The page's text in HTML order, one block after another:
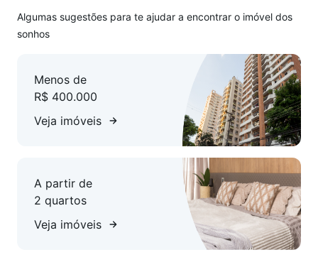
Algumas sugestões para te ajudar a encontrar o imóvel dos
sonhos
Menos de
R$ 400.000
Veja imóveis
A partir de
2 quartos
Veja imóveis